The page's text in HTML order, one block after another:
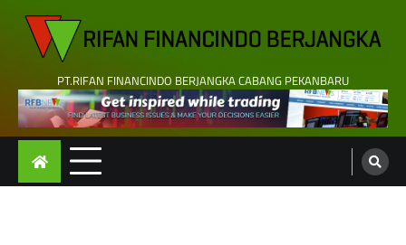
content
PT.RIFAN FINANCINDO BERJANGKA CABANG PEKANBARU